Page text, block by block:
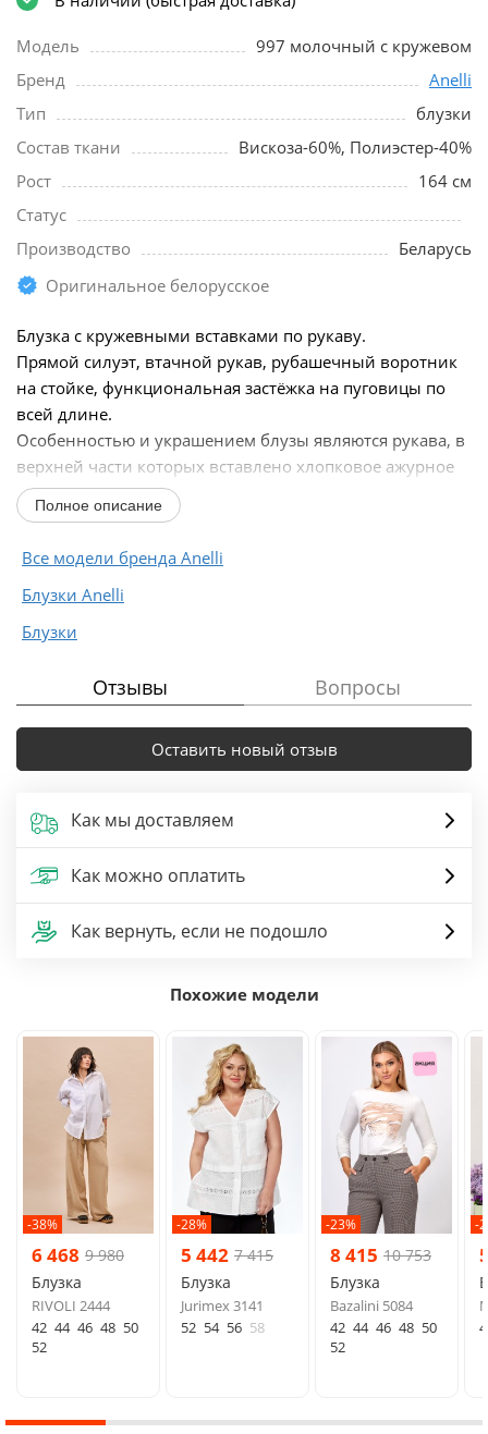
Модель
997 молочный с кружевом
Бренд
Anelli
Тип
блузки
Состав ткани
Вискоза-60%, Полиэстер-40%
Рост
164 см
Статус
Производство
Беларусь
Оригинальное белорусское
Блузка с кружевными вставками по рукаву.
Прямой силуэт, втачной рукав, рубашечный воротник
на стойке, функциональная застёжка на пуговицы по
всей длине.
Особенностью и украшением блузы являются рукава, в
верхней части которых вставлено хлопковое ажурное
кружево. Низ рукавов присборен...
Полное описание
Все модели бренда Anelli
Блузки Anelli
Блузки
Отзывы Вопросы
Оставить новый отзыв
Как мы доставляем
Как можно оплатить
Как вернуть, если не подошло
Похожие модели
-38%
6 468 9 980
Блузка
RIVOLI 2444
42 44 46 48 50
52
-28%
5 442 7 415
Блузка
Jurimex 3141
52 54 56 58
-23%
8 415 10 753
Блузка
Bazalini 5084
42 44 46 48 50
52
-